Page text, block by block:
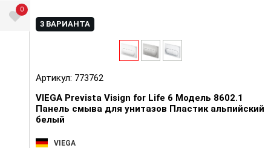
0
3 ВАРИАНТА
Артикул: 773762
VIEGA Prevista Visign for Life 6 Модель 8602.1
Панель смыва для унитазов Пластик альпийский
белый
VIEGA